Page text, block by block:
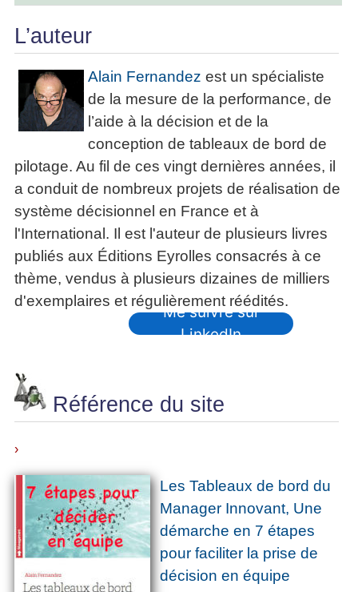
L’auteur
Alain Fernandez est un spécialiste
de la mesure de la performance, de
l’aide à la décision et de la
conception de tableaux de bord de
pilotage. Au fil de ces vingt dernières années, il
a conduit de nombreux projets de réalisation de
système décisionnel en France et à
l'International. Il est l'auteur de plusieurs livres
publiés aux Éditions Eyrolles consacrés à ce
thème, vendus à plusieurs dizaines de milliers
d'exemplaires et régulièrement réédités.
Me suivre sur
LinkedIn
Référence du site
›
Les Tableaux de bord du
Manager Innovant, Une
démarche en 7 étapes
pour faciliter la prise de
décision en équipe